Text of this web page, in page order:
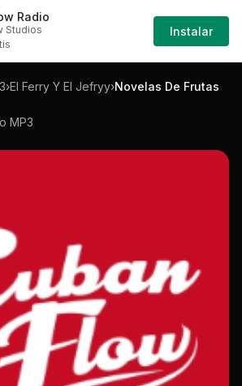
El-ferry-y-el-jefryy-novelas-de-frutas-
Iniciar
Sesión
›El Ferry Y El Jefryy›Novelas De Frutas
MP3
Radio
Studios
Instalar